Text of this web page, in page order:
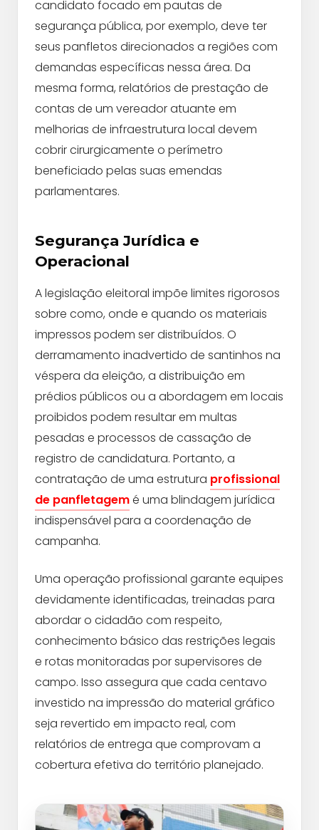
candidato focado em pautas de
segurança pública, por exemplo, deve ter
seus panfletos direcionados a regiões com
demandas específicas nessa área. Da
mesma forma, relatórios de prestação de
contas de um vereador atuante em
melhorias de infraestrutura local devem
cobrir cirurgicamente o perímetro
beneficiado pelas suas emendas
parlamentares.
Segurança Jurídica e
Operacional
A legislação eleitoral impõe limites rigorosos
sobre como, onde e quando os materiais
impressos podem ser distribuídos. O
derramamento inadvertido de santinhos na
véspera da eleição, a distribuição em
prédios públicos ou a abordagem em locais
proibidos podem resultar em multas
pesadas e processos de cassação de
registro de candidatura. Portanto, a
contratação de uma estrutura profissional
de panfletagemé uma blindagem jurídica
indispensável para a coordenação de
campanha.
Uma operação profissional garante equipes
devidamente identificadas, treinadas para
abordar o cidadão com respeito,
conhecimento básico das restrições legais
e rotas monitoradas por supervisores de
campo. Isso assegura que cada centavo
investido na impressão do material gráfico
seja revertido em impacto real, com
relatórios de entrega que comprovam a
cobertura efetiva do território planejado.